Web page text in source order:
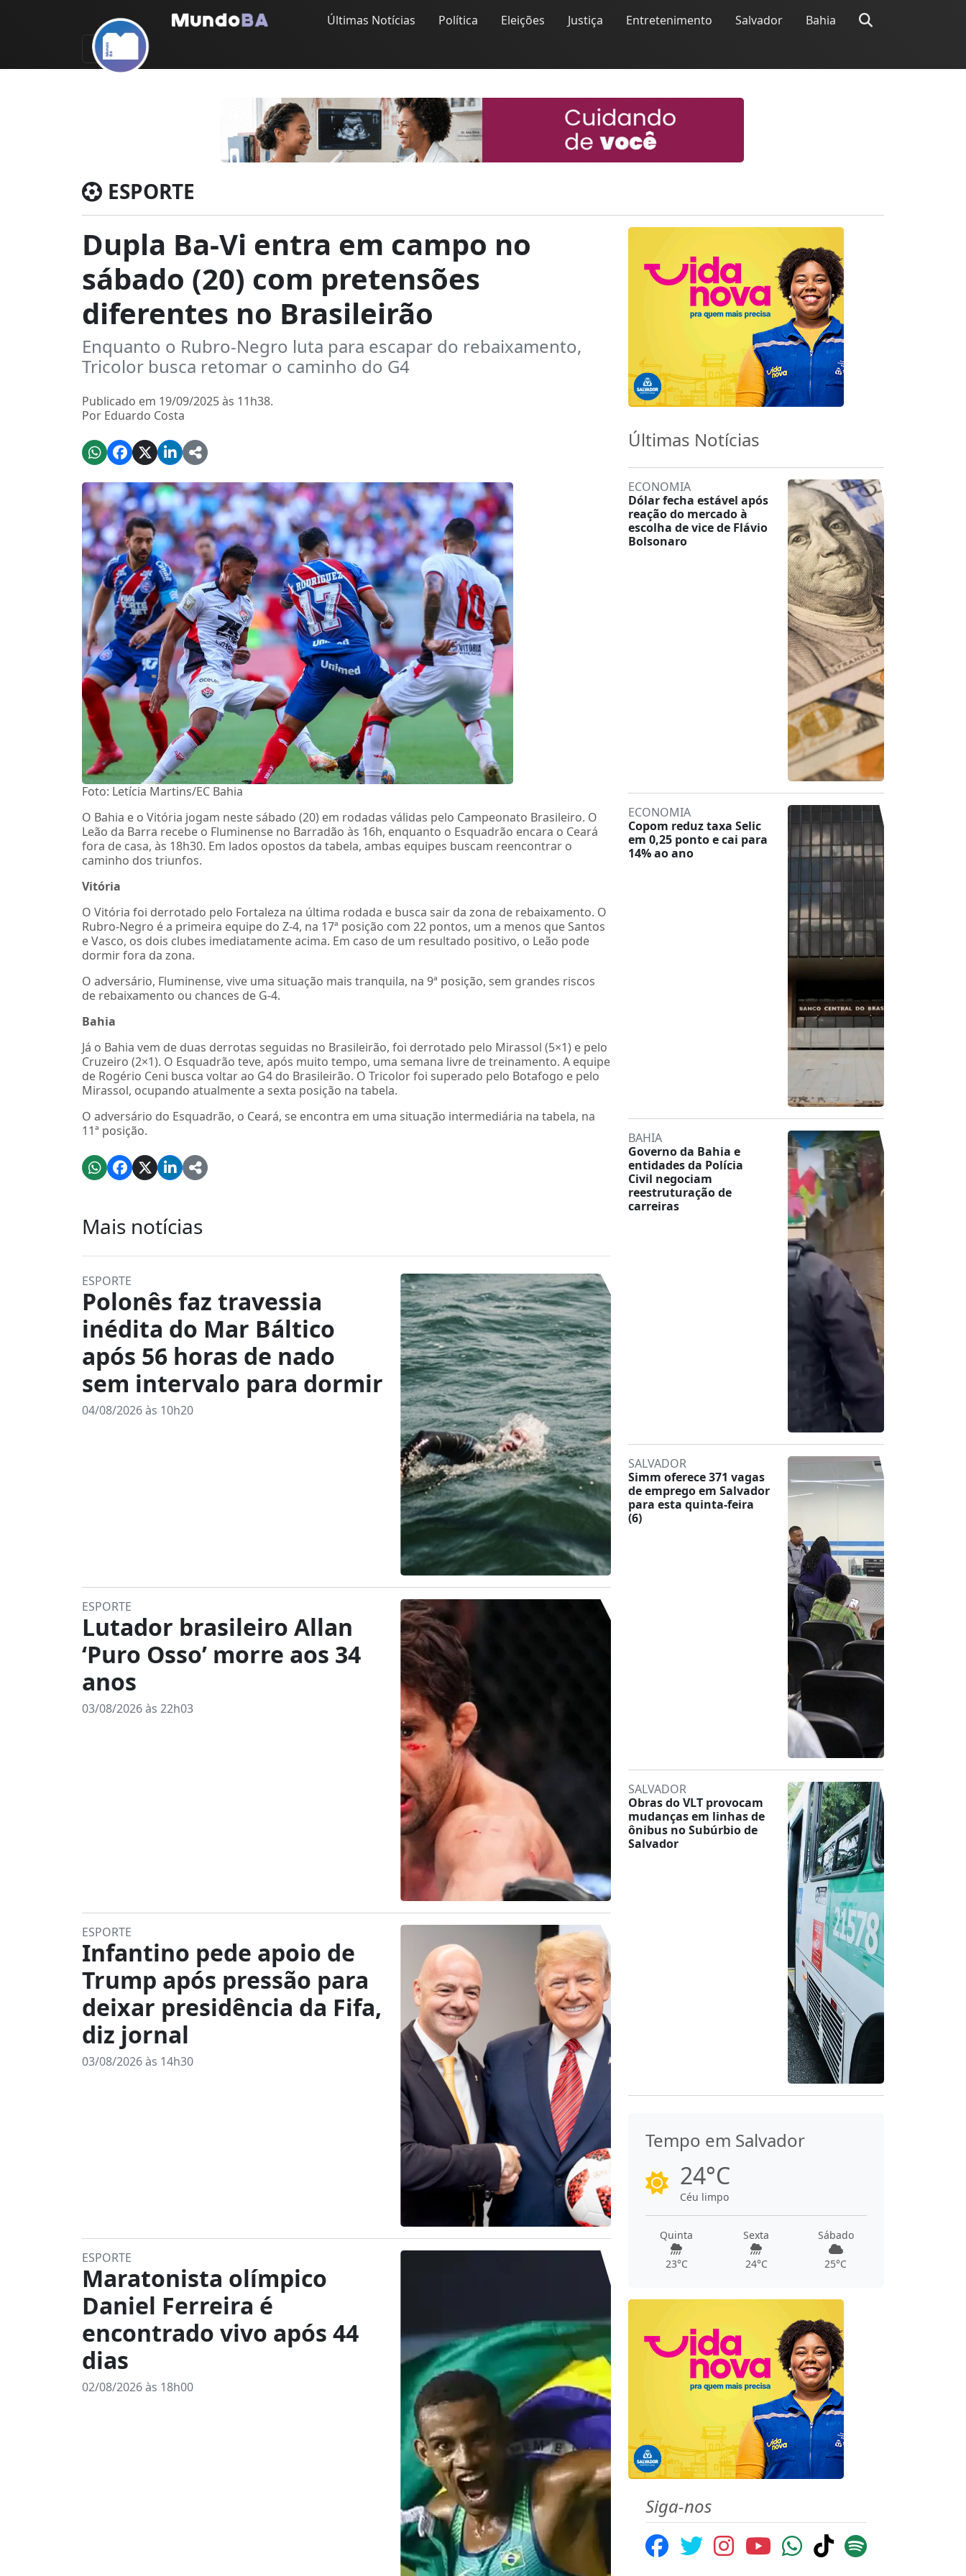
Últimas Notícias Política Eleições Justiça Entretenimento Salvador Bahia
ESPORTE
Dupla Ba-Vi entra em campo no
sábado (20) com pretensões
diferentes no Brasileirão
Enquanto o Rubro-Negro luta para escapar do rebaixamento,
Tricolor busca retomar o caminho do G4
Publicado em 19/09/2025 às 11h38.
Por Eduardo Costa
Foto: Letícia Martins/EC Bahia
O Bahia e o Vitória jogam neste sábado (20) em rodadas válidas pelo Campeonato Brasileiro. O
Leão da Barra recebe o Fluminense no Barradão às 16h, enquanto o Esquadrão encara o Ceará
fora de casa, às 18h30. Em lados opostos da tabela, ambas equipes buscam reencontrar o
caminho dos triunfos.
Vitória
O Vitória foi derrotado pelo Fortaleza na última rodada e busca sair da zona de rebaixamento. O
Rubro-Negro é a primeira equipe do Z-4, na 17ª posição com 22 pontos, um a menos que Santos
e Vasco, os dois clubes imediatamente acima. Em caso de um resultado positivo, o Leão pode
dormir fora da zona.
O adversário, Fluminense, vive uma situação mais tranquila, na 9ª posição, sem grandes riscos
de rebaixamento ou chances de G-4.
Bahia
Já o Bahia vem de duas derrotas seguidas no Brasileirão, foi derrotado pelo Mirassol (5×1) e pelo
Cruzeiro (2×1). O Esquadrão teve, após muito tempo, uma semana livre de treinamento. A equipe
de Rogério Ceni busca voltar ao G4 do Brasileirão. O Tricolor foi superado pelo Botafogo e pelo
Mirassol, ocupando atualmente a sexta posição na tabela.
O adversário do Esquadrão, o Ceará, se encontra em uma situação intermediária na tabela, na
11ª posição.
Mais notícias
ESPORTE
Polonês faz travessia
inédita do Mar Báltico
após 56 horas de nado
sem intervalo para dormir
04/08/2026 às 10h20
ESPORTE
Lutador brasileiro Allan
‘Puro Osso’ morre aos 34
anos
03/08/2026 às 22h03
ESPORTE
Infantino pede apoio de
Trump após pressão para
deixar presidência da Fifa,
diz jornal
03/08/2026 às 14h30
ESPORTE
Maratonista olímpico
Daniel Ferreira é
encontrado vivo após 44
dias
02/08/2026 às 18h00
Últimas Notícias
ECONOMIA
Dólar fecha estável após
reação do mercado à
escolha de vice de Flávio
Bolsonaro
ECONOMIA
Copom reduz taxa Selic
em 0,25 ponto e cai para
14% ao ano
BAHIA
Governo da Bahia e
entidades da Polícia
Civil negociam
reestruturação de
carreiras
SALVADOR
Simm oferece 371 vagas
de emprego em Salvador
para esta quinta-feira
(6)
SALVADOR
Obras do VLT provocam
mudanças em linhas de
ônibus no Subúrbio de
Salvador
Tempo em Salvador
24°C
Céu limpo
Quinta
23°C
Sexta
24°C
Sábado
25°C
Siga-nos